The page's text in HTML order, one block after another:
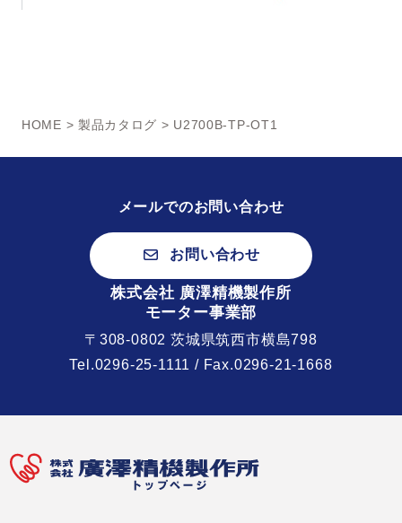
HOME > 製品カタログ > U2700B-TP-OT1
メールでのお問い合わせ
お問い合わせ
株式会社 廣澤精機製作所
モーター事業部
〒308-0802 茨城県筑西市横島798
Tel.0296-25-1111 / Fax.0296-21-1668